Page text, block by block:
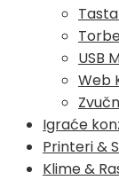
USB
Web
Igraće
Printeri &
Klime &